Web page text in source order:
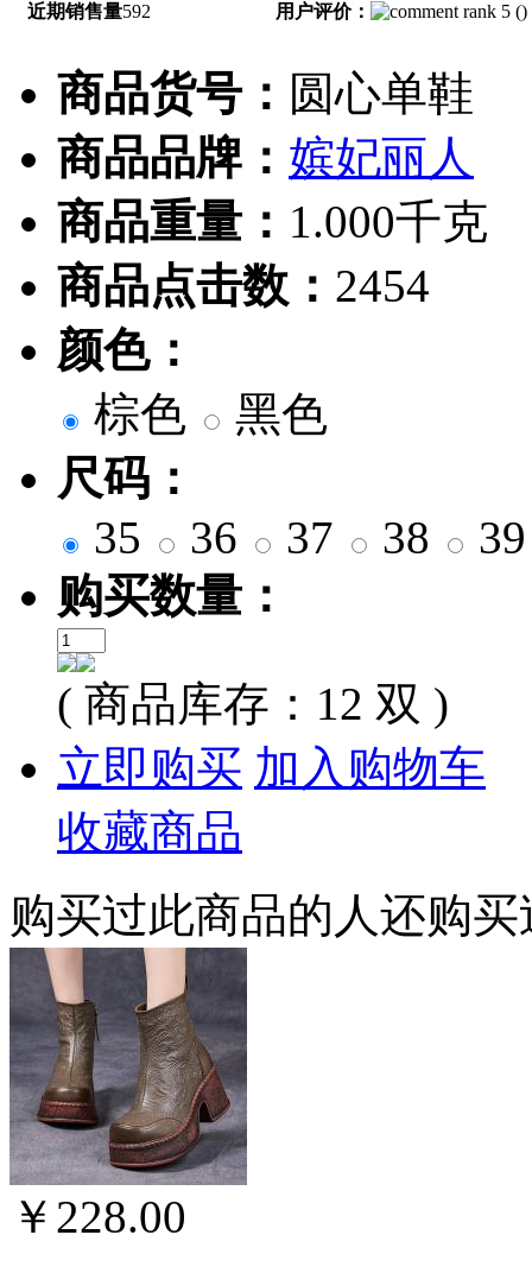
近期销售量592 用户评价： ()
商品货号： 圆心单鞋
商品品牌： 嫔妃丽人
商品重量： 1.000千克
商品点击数： 2454
颜色：
棕色
黑色
尺码：
35
36 37 38
购买数量：
( 商品库存： 12 双 )
立即购买 加入购物车
收藏商品
购买过此商品的人还购买
￥228.00